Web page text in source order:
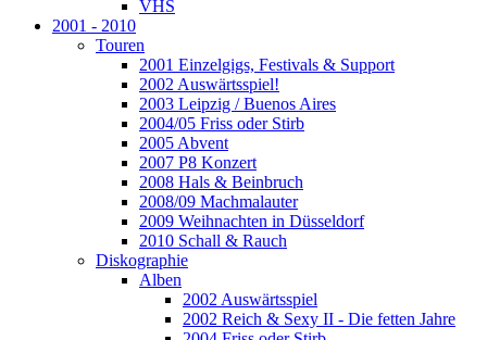
VHS
2001 - 2010
Touren
2001 Einzelgigs, Festivals & Support
2002 Auswärtsspiel!
2003 Leipzig / Buenos Aires
2004/05 Friss oder Stirb
2005 Abvent
2007 P8 Konzert
2008 Hals & Beinbruch
2008/09 Machmalauter
2009 Weihnachten in Düsseldorf
2010 Schall & Rauch
Diskographie
Alben
2002 Auswärtsspiel
2002 Reich & Sexy II - Die fetten Jahre